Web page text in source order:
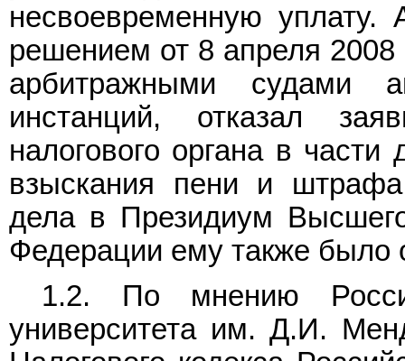
несвоевременную
решением от 8 апреля
арбитражными судами
инстанций, отказал
налогового органа в
взыскания пени и
дела в Президиум
Федерации ему также было
1.2. По мнению
университета им. Д.И.